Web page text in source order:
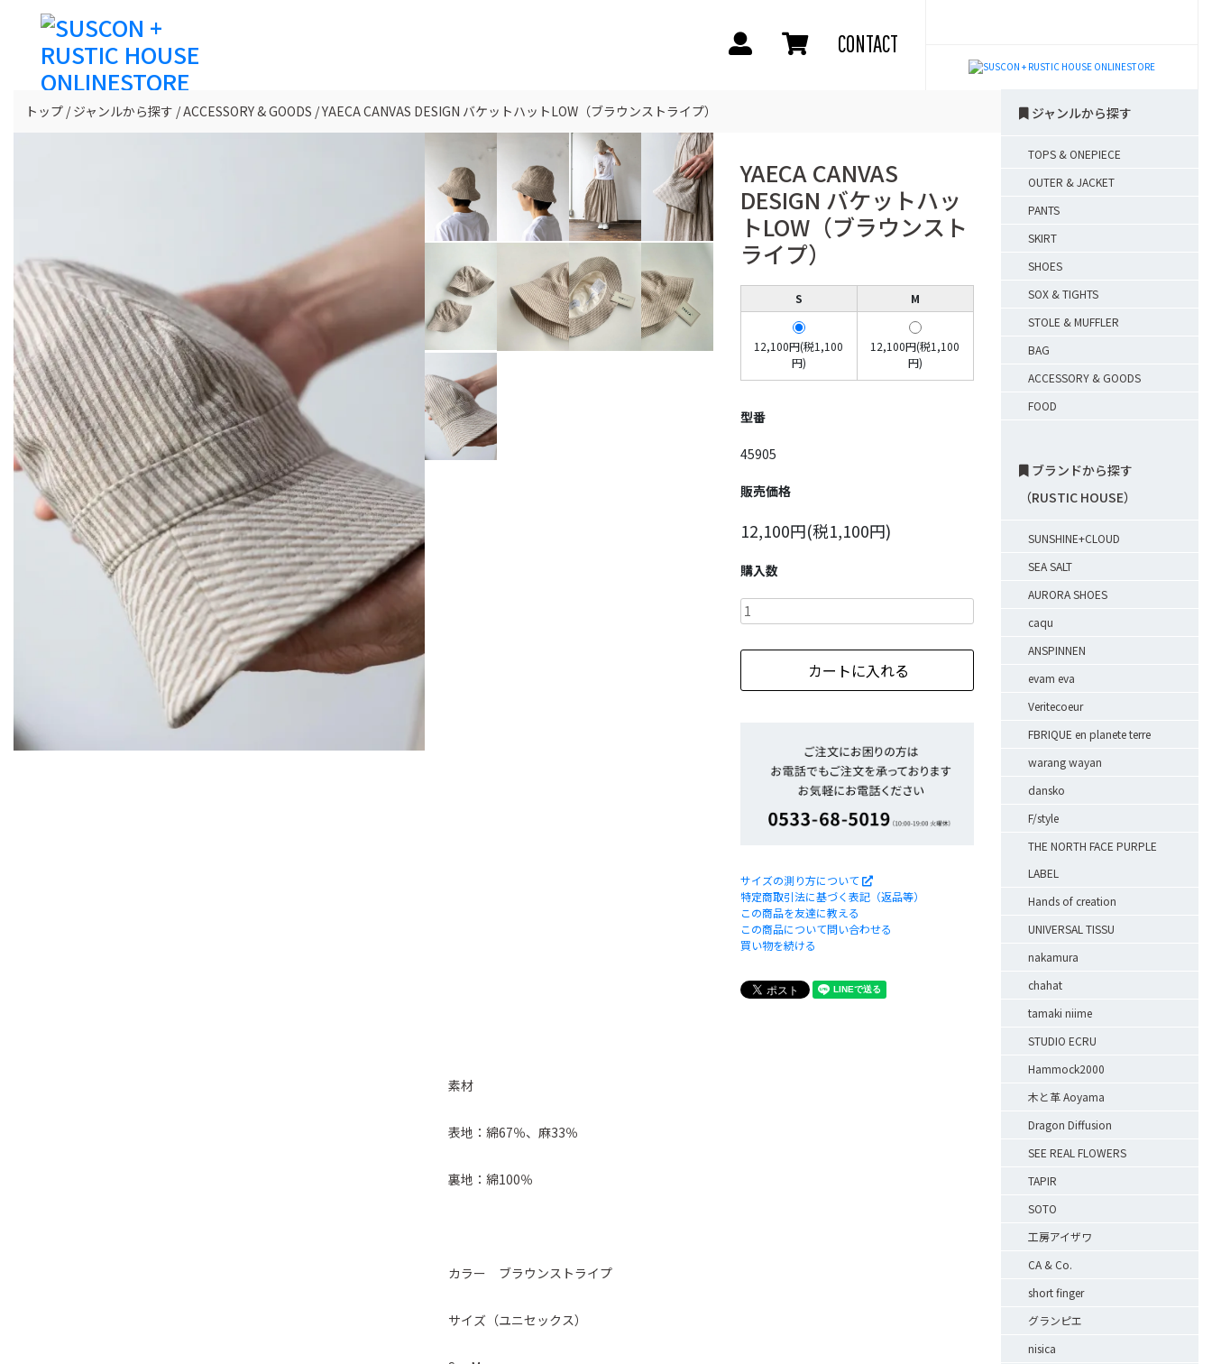
CONTACT
トップ ジャンルから探す ACCESSORY & GOODS YAECA CANVAS DESIGN バケットハットLOW（ブラウンストライプ）
YAECA CANVAS
DESIGN バケットハッ
トLOW（ブラウンスト
ライプ）
S M
12,100円(税1,100
円)
12,100円(税1,100
円)
型番
45905
販売価格
12,100円(税1,100円)
購入数
サイズの測り方について
特定商取引法に基づく表記（返品等）
この商品を友達に教える
この商品について問い合わせる
買い物を続ける
素材
表地：綿67％、麻33％
裏地：綿100％
カラー ブラウンストライプ
サイズ（ユニセックス）
ジャンルから探す
TOPS & ONEPIECE
OUTER & JACKET
PANTS
SKIRT
SHOES
SOX & TIGHTS
STOLE & MUFFLER
BAG
ACCESSORY & GOODS
FOOD
ブランドから探す
（RUSTIC HOUSE）
SUNSHINE+CLOUD
SEA SALT
AURORA SHOES
caqu
ANSPINNEN
evam eva
Veritecoeur
FBRIQUE en planete terre
warang wayan
dansko
F/style
THE NORTH FACE PURPLE
LABEL
Hands of creation
UNIVERSAL TISSU
nakamura
chahat
tamaki niime
STUDIO ECRU
Hammock2000
木と革 Aoyama
Dragon Diffusion
SEE REAL FLOWERS
TAPIR
SOTO
工房アイザワ
CA & Co.
short finger
グランピエ
nisica